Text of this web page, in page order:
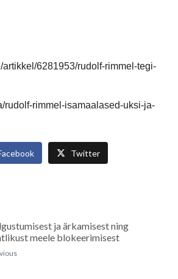
artikkel/6281953/rudolf-rimmel-tegi-
rudolf-rimmel-isamaalased-uksi-ja-
Twitter
ja ärkamisest ning
meele blokeerimisest